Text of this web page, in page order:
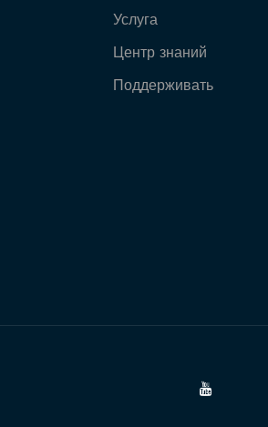
Услуга
Центр знаний
Поддерживать